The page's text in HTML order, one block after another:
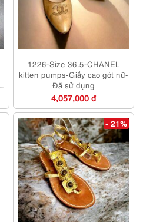
1226-Size 36.5-CHANEL
kitten pumps-Giầy cao gót nữ-
Đã sử dụng
4,057,000 đ
- 21%